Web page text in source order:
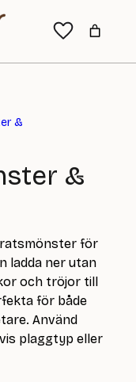
&
&
för
ladda ner utan
och tröjor till
för både
Använd
plaggtyp eller